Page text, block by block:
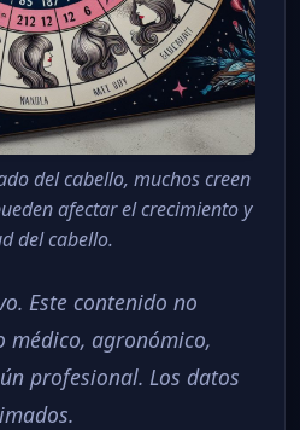
del cabello, muchos creen
afectar el crecimiento y
del cabello.
Este contenido no
médico, agronómico,
profesional. Los datos